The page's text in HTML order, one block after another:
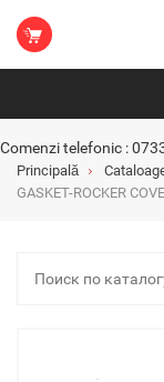
Comenzi telefonic :
Principală
GASKET-ROCKER